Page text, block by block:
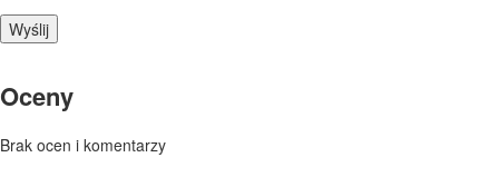
Oceny
Brak ocen i komentarzy